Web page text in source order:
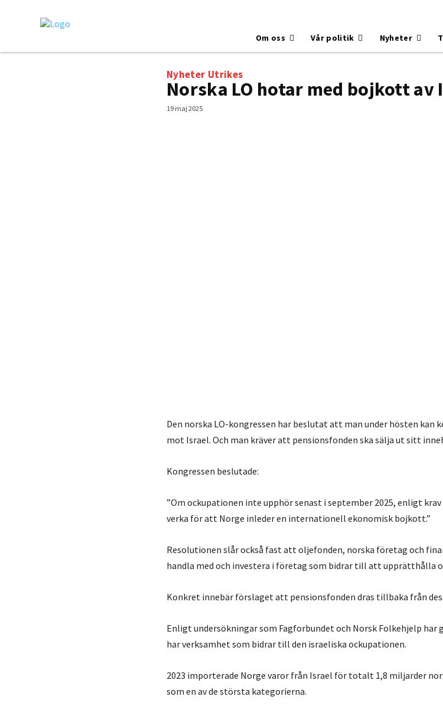
Om oss Vår politik Nyheter
Nyheter Utrikes
Norska LO hotar med bojkott av
19 maj 2025
Den norska LO-kongressen har beslutat att man under hösten
mot Israel. Och man kräver att pensionsfonden ska sälja ut sitt
Kongressen beslutade:
”Om ockupationen inte upphör senast i september 2025, enligt
verka för att Norge inleder en internationell ekonomisk bojkott.”
Resolutionen slår också fast att oljefonden, norska företag och
handla med och investera i företag som bidrar till att upprätthålla
Konkret innebär förslaget att pensionsfonden dras tillbaka från
Enligt undersökningar som Fagforbundet och Norsk Folkehjelp
har verksamhet som bidrar till den israeliska ockupationen.
2023 importerade Norge varor från Israel för totalt 1,8 miljarder
som en av de största kategorierna.